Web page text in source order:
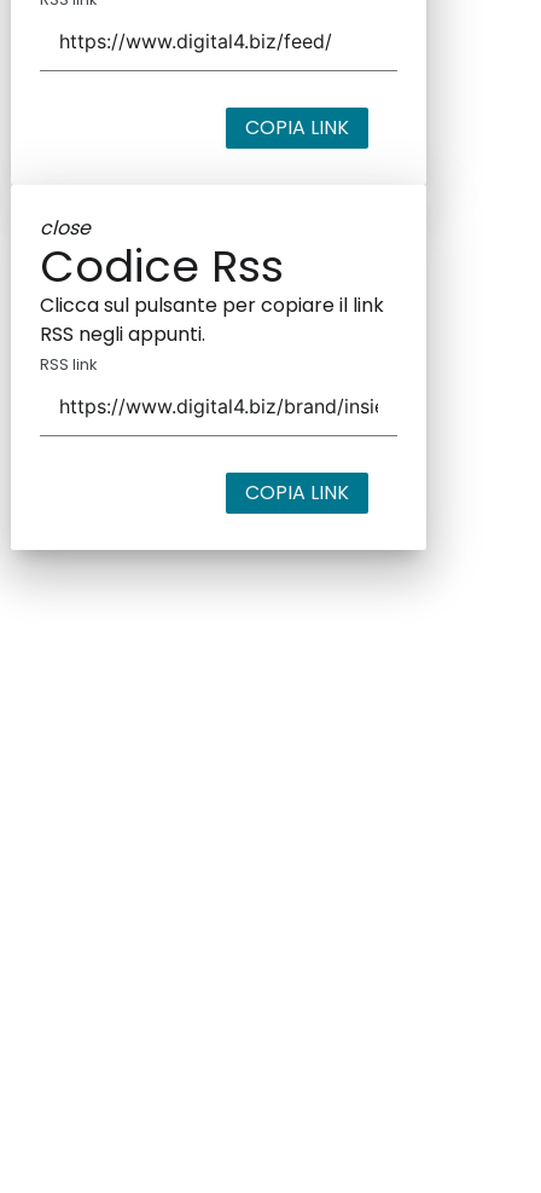
COPIA LINK
close
Codice Rss
Clicca sul pulsante per copiare il link
RSS negli appunti.
RSS link
COPIA LINK